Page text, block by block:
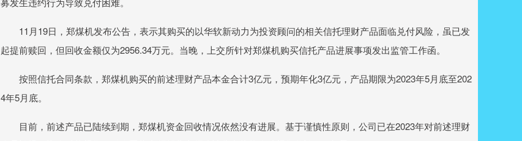
11月19日，郑煤机发布公告，表示其购买的以华软新动力为投资顾问的相关信托理财产品面临兑付风险，虽已发
起提前赎回，但回收金额仅为2956.34万元。当晚，上交所针对郑煤机购买信托产品进展事项发出监管工作函。
按照信托合同条款，郑煤机购买的前述理财产品本金合计3亿元，预期年化3亿元，产品期限为2023年5月底至202
4年5月底。
目前，前述产品已陆续到期，郑煤机资金回收情况依然没有进展。基于谨慎性原则，公司已在2023年对前述理财